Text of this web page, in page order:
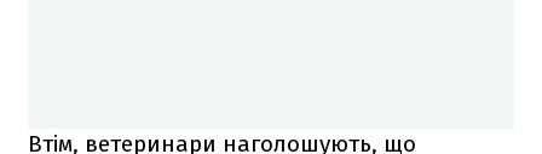
Втім, ветеринари наголошують, що